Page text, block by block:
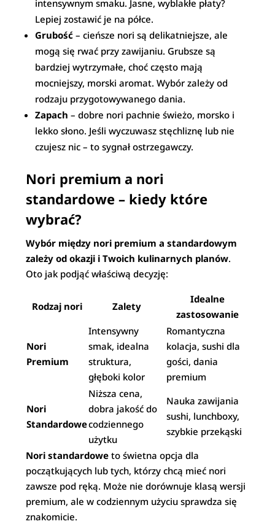
intensywnym smaku. Jasne, wyblakłe płaty?
Lepiej zostawić je na półce.
Grubość – cieńsze nori są delikatniejsze, ale
mogą się rwać przy zawijaniu. Grubsze są
bardziej wytrzymałe, choć często mają
mocniejszy, morski aromat. Wybór zależy od
rodzaju przygotowywanego dania.
Zapach – dobre nori pachnie świeżo, morsko i
lekko słono. Jeśli wyczuwasz stęchliznę lub nie
czujesz nic – to sygnał ostrzegawczy.
Nori premium a nori
standardowe – kiedy które
wybrać?
Wybór między nori premium a standardowym
zależy od okazji i Twoich kulinarnych planów.
Oto jak podjąć właściwą decyzję:
Rodzaj nori Zalety
Idealne
zastosowanie
Nori
Premium
Intensywny
smak, idealna
struktura,
głęboki kolor
Romantyczna
kolacja, sushi dla
gości, dania
premium
Nori
Standardowe
Niższa cena,
dobra jakość do
codziennego
użytku
Nauka zawijania
sushi, lunchboxy,
szybkie przekąski
Nori standardowe to świetna opcja dla
początkujących lub tych, którzy chcą mieć nori
zawsze pod ręką. Może nie dorównuje klasą wersji
premium, ale w codziennym użyciu sprawdza się
znakomicie.